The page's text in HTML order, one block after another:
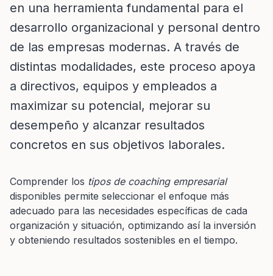
en una herramienta fundamental para el
desarrollo organizacional y personal dentro
de las empresas modernas. A través de
distintas modalidades, este proceso apoya
a directivos, equipos y empleados a
maximizar su potencial, mejorar su
desempeño y alcanzar resultados
concretos en sus objetivos laborales.
Comprender los tipos de coaching empresarial
disponibles permite seleccionar el enfoque más
adecuado para las necesidades específicas de cada
organización y situación, optimizando así la inversión
y obteniendo resultados sostenibles en el tiempo.